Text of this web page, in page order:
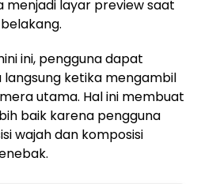
layar preview saat
ini, pengguna dapat
ketika mengambil
utama. Hal ini membuat
baik karena pengguna
wajah dan komposisi